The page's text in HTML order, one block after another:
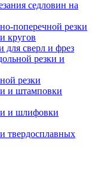
седловин на
поперечной резки
кругов
для сверл и фрез
резки и
резки
и штамповки
и шлифовки
твердосплавных